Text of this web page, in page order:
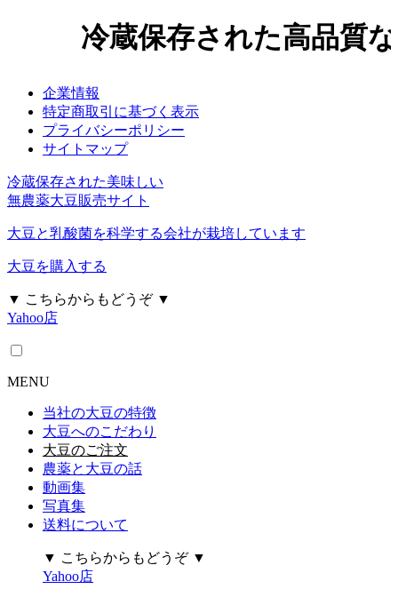
冷蔵保存された高品質
企業情報
特定商取引に基づく表示
プライバシーポリシー
サイトマップ
冷蔵保存された美味しい
無農薬大豆販売サイト
大豆と乳酸菌を科学する会社が栽培しています
大豆を購入する
▼ こちらからもどうぞ ▼
Yahoo店
MENU
当社の大豆の特徴
大豆へのこだわり
大豆のご注文
農薬と大豆の話
動画集
写真集
送料について
▼ こちらからもどうぞ ▼
Yahoo店